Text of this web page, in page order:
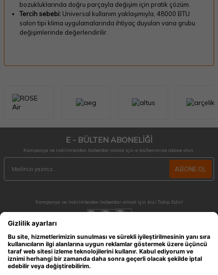
bozukluklarında doğru parçayla değişim için pratik çözüm.
Tercih sebebi: Universal kullanım yaklaşımıyla, 48000 BTU
salon tipi klima uygulamalarında ihtiyaç duyulan vana grubu
değişimlerinde değerlendirilir.
E - BÜLTEN ABONELİĞİ
Kampanya ve indirimlerden haberdar olmak için e-bültenimize abone olun.
ABONE OL
Kampanya ve indirimlerden haberdar olmak için bizi Takip Edin!
MÜŞTERİ HİZMETLERİ
Hafta içi 09:30 - 18:30 / Hafta sonu 10:00 - 17:00 arası merak ettiğiniz tüm sorular ve
siparişleriniz için ulaşabilirsiniz.